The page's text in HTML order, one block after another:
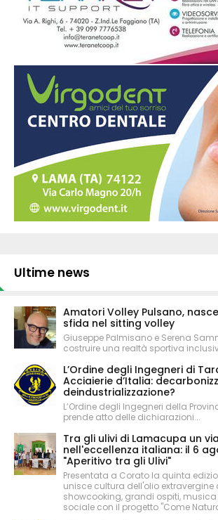
Ultime news
Amatori Volley Pulsano,
sfida nel sitting volley
Giuseppe Palmisano e Serena
costruire una realtà sportiva
L’Ordine degli Ingegneri di
Acciaierie d’Italia:
deindustrializzazione?
L’Ordine degli Ingegneri della
prende atto delle dichiarazioni...
Tra gli ulivi di Lamacupa un
nell'eccellenza italiana: il 6
"Aperitivo tra gli Ulivi"
Presentata a Corato la quinta
unisce cultura dell'olio extravergine
showcooking, grandi ospiti,
sociale con il progetto "Come